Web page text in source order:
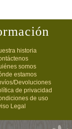
historia
somos
estamos
Devoluciones
de privacidad
de uso
Legal